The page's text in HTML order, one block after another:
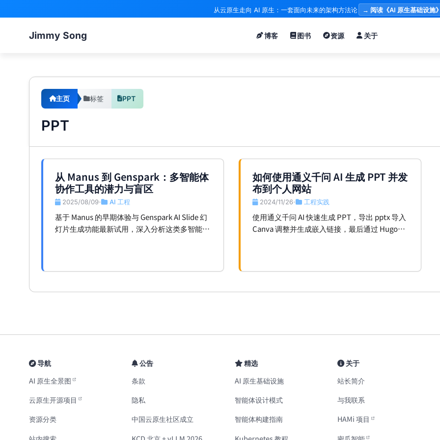
从云原生走向 AI 原生：一套面向未来的架构方法论 → 阅读《AI 原生基础设施
Jimmy Song 博客 图书 资源 关于
主页 标签 PPT
PPT
从 Manus 到 Genspark：多智能体
协作工具的潜力与盲区
2025/08/09• AI 工程
基于 Manus 的早期体验与 Genspark AI Slide 幻
灯片生成功能最新试用，深入分析这类多智能体
如何使用通义千问 AI 生成 PPT 并发
布到个人网站
2024/11/26• 工程实践
使用通义千问 AI 快速生成 PPT，导出 pptx 导入
Canva 调整并生成嵌入链接，最后通过 Hugo
导航
AI 原生全景图
云原生开源项目
资源分类
公告
条款
隐私
中国云原生社区成立
精选
AI 原生基础设施
智能体设计模式
智能体构建指南
关于
站长简介
与我联系
HAMi 项目